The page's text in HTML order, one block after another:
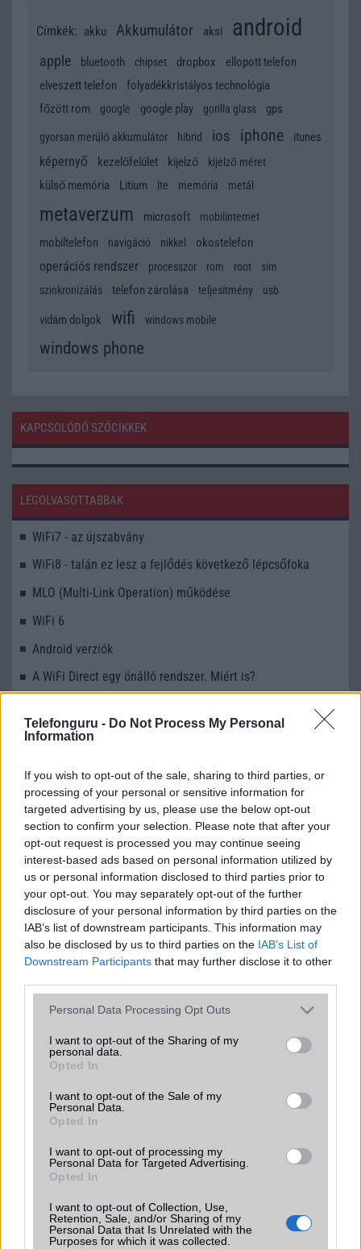
Telefonguru - Do Not Process My Personal
Information
If you wish to opt-out of the sale, sharing to third parties, or
processing of your personal or sensitive information for
targeted advertising by us, please use the below opt-out
section to confirm your selection. Please note that after your
opt-out request is processed you may continue seeing
interest-based ads based on personal information utilized by
us or personal information disclosed to third parties prior to
your opt-out. You may separately opt-out of the further
disclosure of your personal information by third parties on the
IAB’s list of downstream participants. This information may
also be disclosed by us to third parties on the IAB’s List of
Downstream Participants that may further disclose it to other
Please note that this website/app uses one or more Google
not limited to your visit or usage behaviour. You may click to
grant or deny consent to Google and its third-party tags to
use your data for below specified purposes in below Google
consent section.
Personal Data Processing Opt Outs
I want to opt-out of the Sharing of my
personal data.
Opted In
I want to opt-out of the Sale of my
Personal Data.
Opted In
I want to opt-out of processing my
Personal Data for Targeted Advertising.
Opted In
I want to opt-out of Collection, Use,
Retention, Sale, and/or Sharing of my
Personal Data that Is Unrelated with the
Purposes for which it was collected.
Címkék: akku Akkumulátor aksi android
apple bluetooth chipset dropbox
ellopott telefon
elveszett telefon
folyadékkristályos technológia
főzött rom
google google play gorilla glass gps
gyorsan merülő akkumulátor hibrid ios iphone itunes
képernyő kezelőfelület kijelző kijelző méret
külső memória Litium lte memória metál
metaverzum microsoft mobilinternet
mobiltelefon navigáció nikkel okostelefon
operációs rendszer processzor rom root
sim
szinkronizálás
telefon zárolása teljesítmény usb
vidám dolgok wifi windows mobile
windows phone
KAPCSOLÓDÓ SZÓCIKKEK
LEGOLVASOTTABBAK
WiFi7 - az újszabvány
WiFi8 - talán ez lesz a fejlődés következő lépcsőfoka
MLO (Multi-Link Operation) működése
WiFi 6
Android verziók
A WiFi Direct egy önálló rendszer. Miért is?
MLO (Multi-Link Operation) működése
Mennyibe kerül
Keressen a telefonboltok ajánlatai között!
TELEFONOK GYORSLISTA
Márka :
Feliratkozás a Telefonguru ingyenes hírlevelére